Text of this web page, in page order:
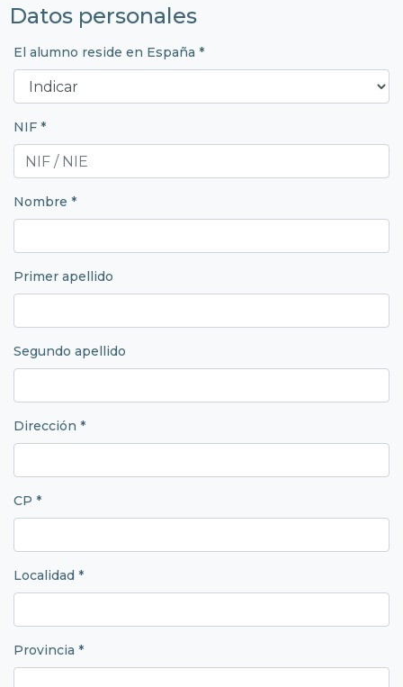
Datos personales
El alumno reside en España *
NIF *
Nombre *
Primer apellido
Segundo apellido
Dirección *
CP *
Localidad *
Provincia *